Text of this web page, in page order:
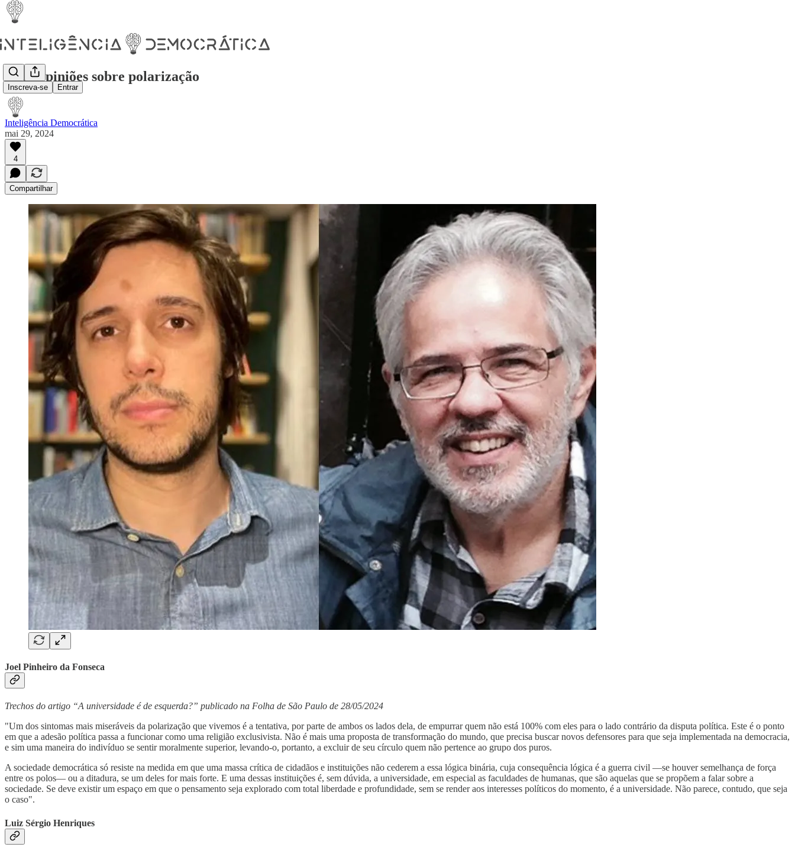
Inscreva-se Entrar
Duas opiniões sobre polarização
Inteligência Democrática
mai 29, 2024
4
Compartilhar
Joel Pinheiro da Fonseca
Trechos do artigo “A universidade é de esquerda?” publicado na Folha de São Paulo de 28/05/2024
"Um dos sintomas mais miseráveis da polarização que vivemos é a tentativa, por parte de ambos os lados dela, de empurrar quem não está 100% com eles para o lado contrário da disputa política. Este é o ponto
em que a adesão política passa a funcionar como uma religião exclusivista. Não é mais uma proposta de transformação do mundo, que precisa buscar novos defensores para que seja implementada na democracia,
e sim uma maneira do indivíduo se sentir moralmente superior, levando-o, portanto, a excluir de seu círculo quem não pertence ao grupo dos puros.
A sociedade democrática só resiste na medida em que uma massa crítica de cidadãos e instituições não cederem a essa lógica binária, cuja consequência lógica é a guerra civil —se houver semelhança de força
entre os polos— ou a ditadura, se um deles for mais forte. E uma dessas instituições é, sem dúvida, a universidade, em especial as faculdades de humanas, que são aquelas que se propõem a falar sobre a
sociedade. Se deve existir um espaço em que o pensamento seja explorado com total liberdade e profundidade, sem se render aos interesses políticos do momento, é a universidade. Não parece, contudo, que seja
o caso".
Luiz Sérgio Henriques